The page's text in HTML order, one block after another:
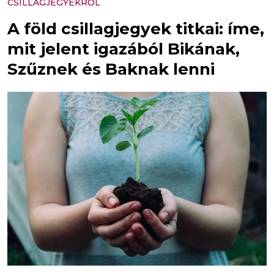
CSILLAGJEGYEKRŐL
A föld csillagjegyek titkai: íme,
mit jelent igazából Bikának,
Szűznek és Baknak lenni